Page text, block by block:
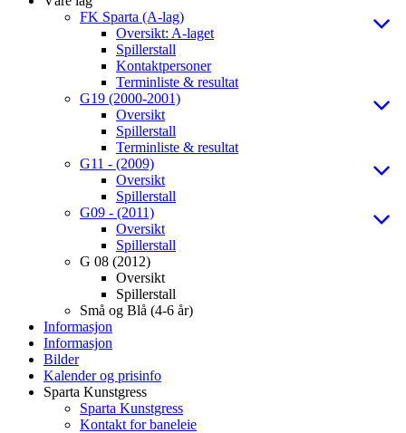
FK Sparta (A-lag)
Oversikt: A-laget
Spillerstall
Kontaktpersoner
Terminliste & resultat
G19 (2000-2001)
Oversikt
Spillerstall
Terminliste & resultat
G11 - (2009)
Oversikt
Spillerstall
G09 - (2011)
Oversikt
Spillerstall
G 08 (2012)
Oversikt
Spillerstall
Små og Blå (4-6 år)
Informasjon
Informasjon
Bilder
Kalender og prisinfo
Sparta Kunstgress
Sparta Kunstgress
Kontakt for baneleie